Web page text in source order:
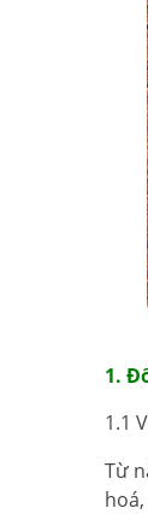
1.
1.1
Từ